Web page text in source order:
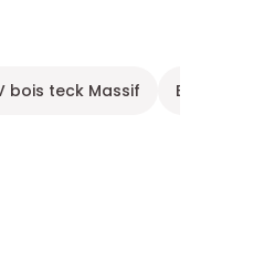
bois teck Massif Banc TV